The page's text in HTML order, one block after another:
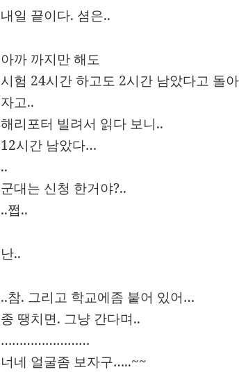
내일 끝이다. 셤은..
아까 까지만 해도
시험 24시간 하고도 2시간 남았다고 돌
자고..
해리포터 빌려서 읽다 보니..
12시간 남았다…
..
군대는 신청 한거야?..
..쩝..
난..
..참. 그리고 학교에좀 붙어 있어…
종 땡치면. 그냥 간다며..
……………………
너네 얼굴좀 보자구…..~~